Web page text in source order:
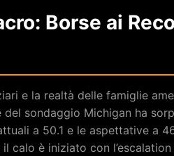
Borse ai
e la realtà delle famiglie
sondaggio Michigan ha
a 50.1 e le aspettative a
calo è iniziato con